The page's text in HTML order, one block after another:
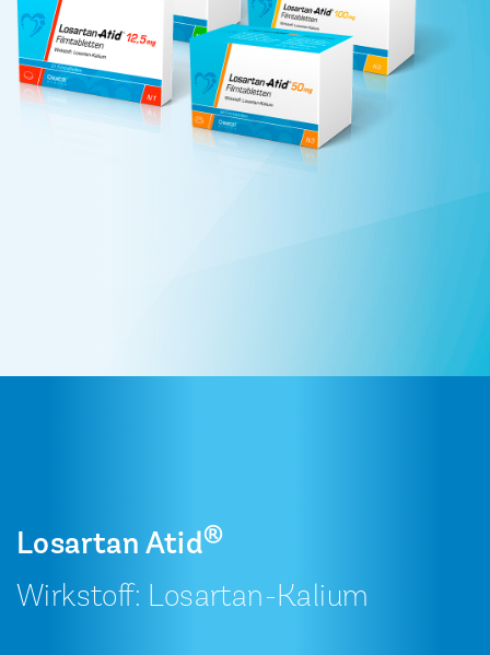
Losartan Atid®
Wirkstoff: Losartan-Kalium